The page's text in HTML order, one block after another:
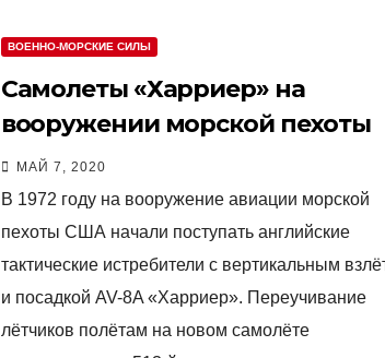
ВОЕННО-МОРСКИЕ СИЛЫ
Самолеты «Харриер» на
вооружении морской пехоты
США
МАЙ 7, 2020
В 1972 году на вооружение авиации морской
пехоты США начали поступать английские
тактические истребители с вертикальным
и посадкой AV-8A «Харриер». Переучивание
лётчиков полётам на новом самолёте